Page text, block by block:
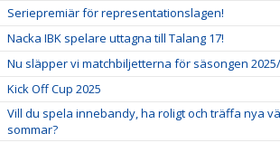
Seriepremiär för representationslagen!
Nacka IBK spelare uttagna till Talang 17!
Nu släpper vi matchbiljetterna för säsongen
Kick Off Cup 2025
Vill du spela innebandy, ha roligt och träffa nya
sommar?